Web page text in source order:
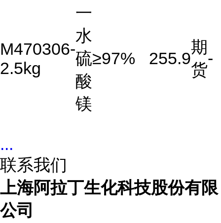
M470306-
2.5kg
一
水
硫
酸
镁
≥97% 255.9
期
货
-
...
联系我们
上海阿拉丁生化科技股份有限
公司